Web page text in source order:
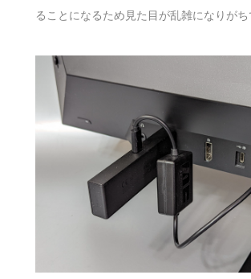
ることになるため見た目が乱雑になりがち